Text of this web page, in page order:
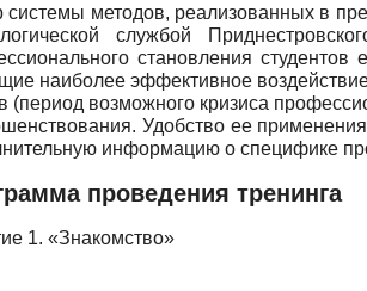
системы методов, реализованных в
службой
становления
наиболее эффективное
(период возможного кризиса
Удобство ее
информацию о специфике
проведения тренинга
1. «Знакомство»